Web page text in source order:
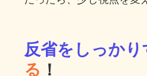
反省をしっかり
る ！